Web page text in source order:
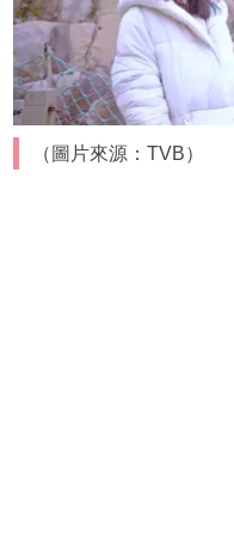
（圖片來源：TVB）